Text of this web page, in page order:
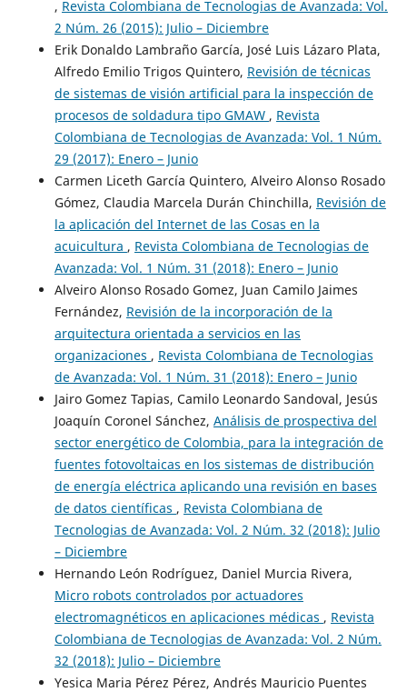
, Revista Colombiana de Tecnologias de Avanzada: Vol.
2 Núm. 26 (2015): Julio – Diciembre
Erik Donaldo Lambraño García, José Luis Lázaro Plata,
Alfredo Emilio Trigos Quintero, Revisión de técnicas
de sistemas de visión artificial para la inspección de
procesos de soldadura tipo GMAW , Revista
Colombiana de Tecnologias de Avanzada: Vol. 1 Núm.
29 (2017): Enero – Junio
Carmen Liceth García Quintero, Alveiro Alonso Rosado
Gómez, Claudia Marcela Durán Chinchilla, Revisión de
la aplicación del Internet de las Cosas en la
acuicultura , Revista Colombiana de Tecnologias de
Avanzada: Vol. 1 Núm. 31 (2018): Enero – Junio
Alveiro Alonso Rosado Gomez, Juan Camilo Jaimes
Fernández, Revisión de la incorporación de la
arquitectura orientada a servicios en las
organizaciones , Revista Colombiana de Tecnologias
de Avanzada: Vol. 1 Núm. 31 (2018): Enero – Junio
Jairo Gomez Tapias, Camilo Leonardo Sandoval, Jesús
Joaquín Coronel Sánchez, Análisis de prospectiva del
sector energético de Colombia, para la integración de
fuentes fotovoltaicas en los sistemas de distribución
de energía eléctrica aplicando una revisión en bases
de datos científicas , Revista Colombiana de
Tecnologias de Avanzada: Vol. 2 Núm. 32 (2018): Julio
– Diciembre
Hernando León Rodríguez, Daniel Murcia Rivera,
Micro robots controlados por actuadores
electromagnéticos en aplicaciones médicas , Revista
Colombiana de Tecnologias de Avanzada: Vol. 2 Núm.
32 (2018): Julio – Diciembre
Yesica Maria Pérez Pérez, Andrés Mauricio Puentes